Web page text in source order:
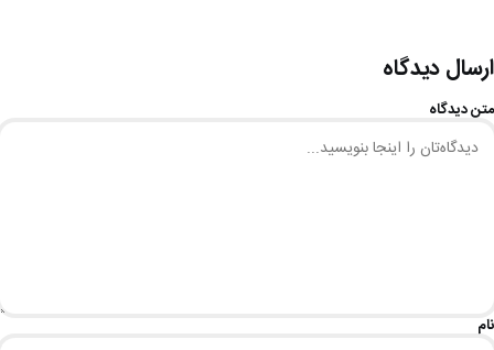
ارسال دیدگاه
متن دیدگاه
نام